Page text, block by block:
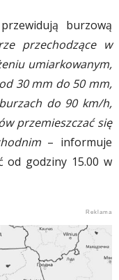
burzową
przechodzące w
umiarkowanym,
30 mm do 50 mm,
do 90 km/h,
przemieszczać się
– informuje
od godziny 15.00 w